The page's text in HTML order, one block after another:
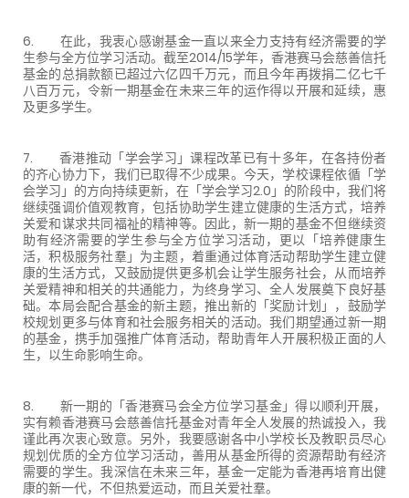
6. 在此，我衷心感谢基金一直以来全力支持有经济需要的学
生参与全方位学习活动。截至2014/15学年，香港赛马会慈善信托
基金的总捐款额已超过六亿四千万元，而且今年再拨捐二亿七千
八百万元，令新一期基金在未来三年的运作得以开展和延续，惠
及更多学生。
7. 香港推动「学会学习」课程改革已有十多年，在各持份者
的齐心协力下，我们已取得不少成果。今天，学校课程依循「学
会学习」的方向持续更新，在「学会学习2.0」的阶段中，我们将
继续强调价值观教育，包括协助学生建立健康的生活方式，培养
关爱和谋求共同福祉的精神等。因此，新一期的基金不但继续资
助有经济需要的学生参与全方位学习活动，更以「培养健康生
活，积极服务社羣」为主题，着重通过体育活动帮助学生建立健
康的生活方式，又鼓励提供更多机会让学生服务社会，从而培养
关爱精神和相关的共通能力，为终身学习、全人发展奠下良好基
础。本局会配合基金的新主题，推出新的「奖励计划」，鼓励学
校规划更多与体育和社会服务相关的活动。我们期望通过新一期
的基金，携手加强推广体育活动，帮助青年人开展积极正面的人
生，以生命影响生命。
8. 新一期的「香港赛马会全方位学习基金」得以顺利开展，
实有赖香港赛马会慈善信托基金对青年全人发展的热诚投入，我
谨此再次衷心致意。另外，我要感谢各中小学校长及教职员尽心
规划优质的全方位学习活动，善用从基金所得的资源帮助有经济
需要的学生。我深信在未来三年，基金一定能为香港再培育出健
康的新一代，不但热爱运动，而且关爱社羣。